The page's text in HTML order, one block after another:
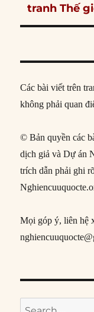
post:
tranh Thế
Các bài viết trên
không phải quan
© Bản quyền các
dịch giả và Dự án
trích dẫn phải ghi
Mọi góp ý, liên hệ
Search